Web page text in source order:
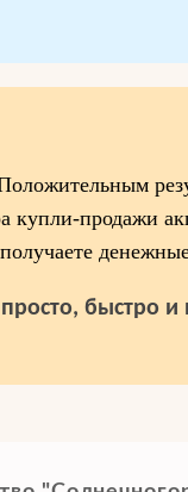
купли-продажи
быстро и